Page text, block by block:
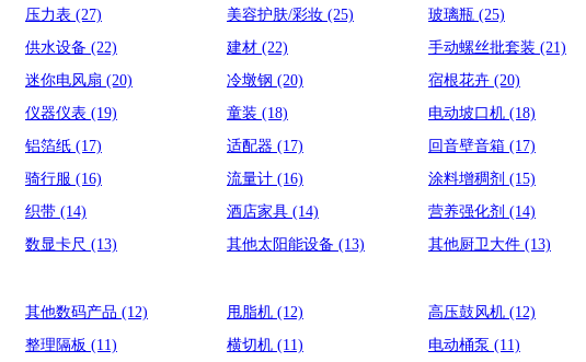
压力表 (27) 美容护肤/彩妆 (25) 玻璃瓶 (25)
供水设备 (22) 建材 (22) 手动螺丝批套装 (21)
迷你电风扇 (20) 冷墩钢 (20) 宿根花卉 (20)
仪器仪表 (19) 童装 (18) 电动坡口机 (18)
铝箔纸 (17) 适配器 (17) 回音壁音箱 (17)
骑行服 (16) 流量计 (16) 涂料增稠剂 (15)
织带 (14) 酒店家具 (14) 营养强化剂 (14)
数显卡尺 (13) 其他太阳能设备 (13) 其他厨卫大件 (13)
其他数码产品 (12) 甩脂机 (12) 高压鼓风机 (12)
整理隔板 (11) 横切机 (11) 电动桶泵 (11)